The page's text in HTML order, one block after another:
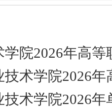
院2026年高等
技术学院2026年
技术学院2026年